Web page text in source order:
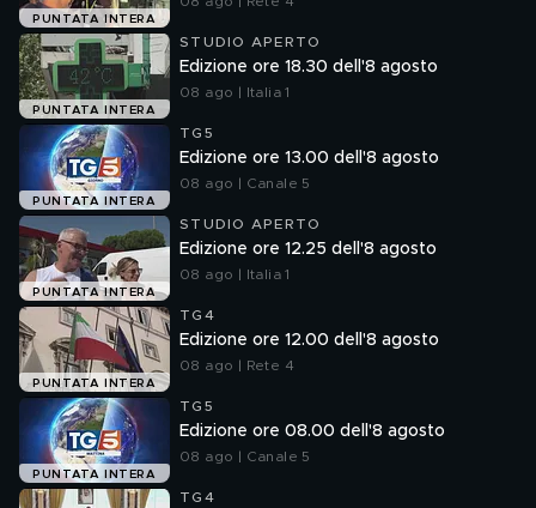
PUNTATA INTERA
PUNTATA INTERA
STUDIO APERTO
Edizione ore 18.30 dell'8 agosto
08 ago | Italia 1
PUNTATA INTERA
TG5
Edizione ore 13.00 dell'8 agosto
08 ago | Canale 5
PUNTATA INTERA
STUDIO APERTO
Edizione ore 12.25 dell'8 agosto
08 ago | Italia 1
PUNTATA INTERA
TG4
Edizione ore 12.00 dell'8 agosto
08 ago | Rete 4
PUNTATA INTERA
TG5
Edizione ore 08.00 dell'8 agosto
08 ago | Canale 5
TG4